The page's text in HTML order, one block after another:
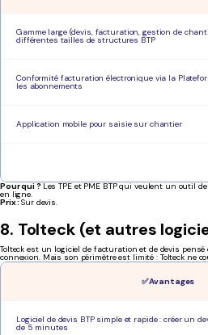
Gamme large (devis, facturation, gestion de
différentes tailles de structures BTP
Conformité facturation électronique via la
les abonnements
Application mobile pour saisie sur chantier
Pour qui ?Les TPE et PME BTP qui veulent un outil
en ligne.
Prix :Sur devis.
8. Tolteck (et autres
Tolteck est un logiciel de facturation et de devis
connexion. Mais son périmètre est limité : Tolteck ne
✅ Avantages
Logiciel de devis BTP simple et rapide : créer un
de 5 minutes